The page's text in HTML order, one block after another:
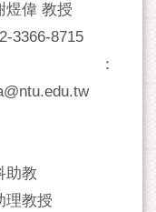
煜偉 教授
3366-8715
：
助教
理教授